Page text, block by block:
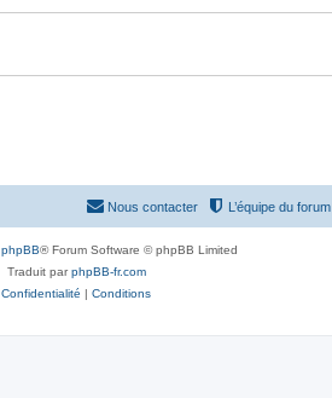
L’équipe du forum
Nous contacter
phpBB® Forum Software © phpBB Limited
Traduit parphpBB-fr.com
Confidentialité | Conditions